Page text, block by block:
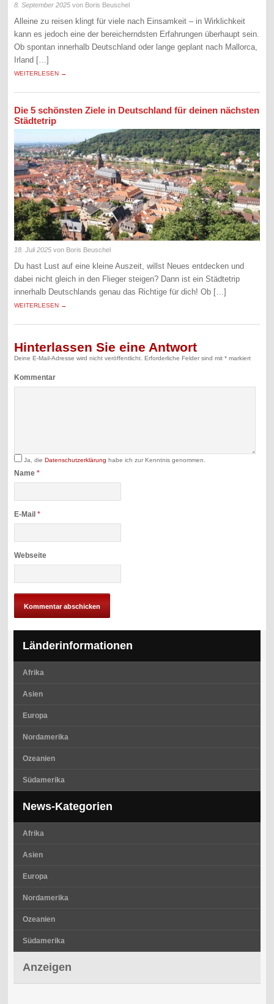
8. September 2025 von Boris Beuschel
Alleine zu reisen klingt für viele nach Einsamkeit – in Wirklichkeit
kann es jedoch eine der bereicherndsten Erfahrungen überhaupt sein.
Ob spontan innerhalb Deutschland oder lange geplant nach Mallorca,
Irland […]
WEITERLESEN →
Die 5 schönsten Ziele in Deutschland für deinen nächsten
Städtetrip
18. Juli 2025 von Boris Beuschel
Du hast Lust auf eine kleine Auszeit, willst Neues entdecken und
dabei nicht gleich in den Flieger steigen? Dann ist ein Städtetrip
innerhalb Deutschlands genau das Richtige für dich! Ob […]
WEITERLESEN →
Hinterlassen Sie eine Antwort
Deine E-Mail-Adresse wird nicht veröffentlicht. Erforderliche Felder sind mit* markiert
Kommentar
Ja, dieDatenschutzerklärung habe ich zur Kenntnis genommen.
Name*
E-Mail*
Webseite
Länderinformationen
Afrika
Asien
Europa
Nordamerika
Ozeanien
Südamerika
News-Kategorien
Afrika
Asien
Europa
Nordamerika
Ozeanien
Südamerika
Anzeigen